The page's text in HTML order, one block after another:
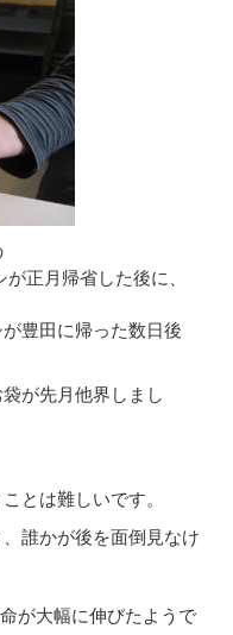
正月帰省した後に、
豊田に帰った数日後
が先月他界しまし
とは難しいです。
誰かが後を面倒見なけ
が大幅に伸びたようで